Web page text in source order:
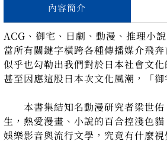
內容簡介
ACG 、御宅、日劇、動漫、推理小
當所有關鍵字橫跨各種傳播媒介飛奔
似乎也勾勒出我們對於日本社會文化
甚至因應這股日本次文化風潮，「御
本書集結知名動漫研究者梁世佑
生，熱愛漫畫、小說的百合控淺色
娛樂影音與流行文學，究竟有什麼